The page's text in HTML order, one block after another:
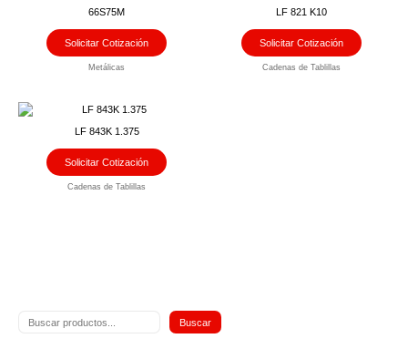
Buscar
66S75M
Solicitar Cotización
Metálicas
LF 821 K10
Solicitar Cotización
Cadenas de Tablillas
LF 843K 1.375
Solicitar Cotización
Cadenas de Tablillas